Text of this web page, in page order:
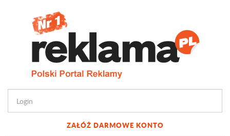
ZAŁÓŻ DARMOWE KONTO